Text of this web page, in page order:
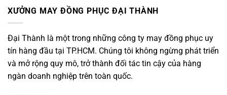
XƯỞNG MAY ĐỒNG PHỤC ĐẠI THÀNH
Đại Thành là một trong những công ty may đồng phục uy
tín hàng đầu tại TP.HCM. Chúng tôi không ngừng phát triển
và mở rộng quy mô, trở thành đối tác tin cậy của hàng
ngàn doanh nghiệp trên toàn quốc.